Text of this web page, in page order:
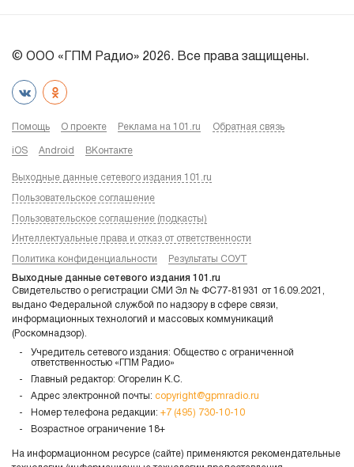
© ООО «ГПМ Радио» 2026. Все права защищены.
Помощь О проекте Реклама на 101.ru Обратная связь
iOS Android ВКонтакте
Выходные данные сетевого издания 101.ru
Пользовательское соглашение
Пользовательское соглашение (подкасты)
Интеллектуальные права и отказ от ответственности
Политика конфиденциальности Результаты СОУТ
Выходные данные сетевого издания 101.ru
Свидетельство о регистрации СМИ Эл № ФС77-81931 от 16.09.2021,
выдано Федеральной службой по надзору в сфере связи,
информационных технологий и массовых коммуникаций
(Роскомнадзор).
Учредитель сетевого издания: Общество с ограниченной
ответственностью «ГПМ Радио»
Главный редактор: Огорелин К.С.
Адрес электронной почты: copyright@gpmradio.ru
Номер телефона редакции: +7 (495) 730-10-10
Возрастное ограничение 18+
На информационном ресурсе (сайте) применяются рекомендательные